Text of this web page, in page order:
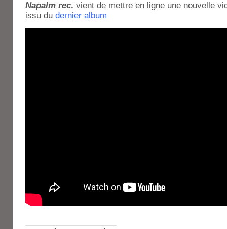
Napalm rec. vient de mettre en ligne une nouvelle
issu du dernier album